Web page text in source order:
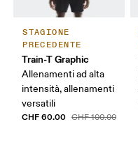
STAGIONE
PRECEDENTE
Train-T Graphic
Allenamenti ad alta
intensità, allenamenti
versatili
CHF 60.00 CHF 100.00